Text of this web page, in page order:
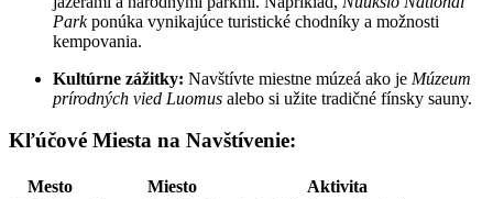
Parkponúka vynikajúce turistické chodníky a možnosti
kempovania.
Kultúrne zážitky: Navštívte miestne múzeá ako je Múzeum
prírodných vied Luomus alebo si užite tradičné fínsky sauny.
Kľúčové Miesta na Navštívenie:
Mesto Miesto
Aktivita